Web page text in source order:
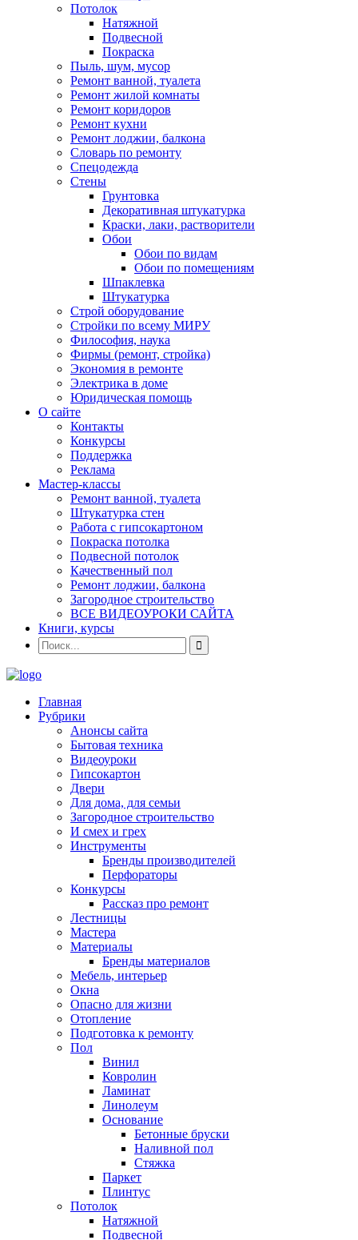
Потолок
Натяжной
Подвесной
Покраска
Пыль, шум, мусор
Ремонт ванной, туалета
Ремонт жилой комнаты
Ремонт коридоров
Ремонт кухни
Ремонт лоджии, балкона
Словарь по ремонту
Спецодежда
Стены
Грунтовка
Декоративная штукатурка
Краски, лаки, растворители
Обои
Обои по видам
Обои по помещениям
Шпаклевка
Штукатурка
Строй оборудование
Стройки по всему МИРУ
Философия, наука
Фирмы (ремонт, стройка)
Экономия в ремонте
Электрика в доме
Юридическая помощь
О сайте
Контакты
Конкурсы
Поддержка
Реклама
Мастер-классы
Ремонт ванной, туалета
Штукатурка стен
Работа с гипсокартоном
Покраска потолка
Подвесной потолок
Качественный пол
Ремонт лоджии, балкона
Загородное строительство
ВСЕ ВИДЕОУРОКИ САЙТА
Книги, курсы
Главная
Рубрики
Анонсы сайта
Бытовая техника
Видеоуроки
Гипсокартон
Двери
Для дома, для семьи
Загородное строительство
И смех и грех
Инструменты
Бренды производителей
Перфораторы
Конкурсы
Рассказ про ремонт
Лестницы
Мастера
Материалы
Бренды материалов
Мебель, интерьер
Окна
Опасно для жизни
Отопление
Подготовка к ремонту
Пол
Винил
Ковролин
Ламинат
Линолеум
Основание
Бетонные бруски
Наливной пол
Стяжка
Паркет
Плинтус
Потолок
Натяжной
Подвесной